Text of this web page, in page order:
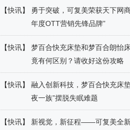
【快讯】
勇于突破，可复美荣获天下网
年度OTT营销先锋品牌”
【快讯】
梦百合快充床垫和梦百合朗怡
竟有何区别？请收好这份攻略
【快讯】
融入创新科技，梦百合快充床
夜一族”摆脱失眠难题
【快讯】
新视觉，新征程——可复美全